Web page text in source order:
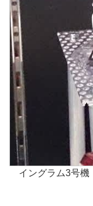
イングラム3号機